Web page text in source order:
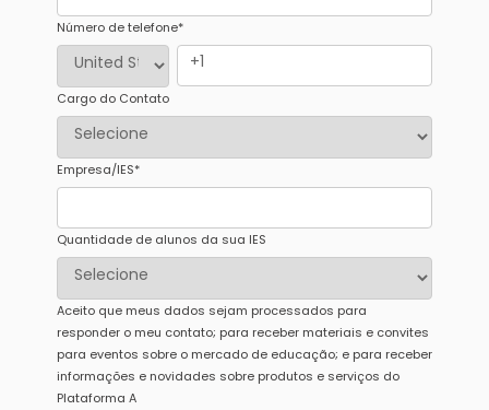
Número de telefone*
Cargo do Contato
Empresa/IES*
Quantidade de alunos da sua IES
Aceito que meus dados sejam processados para
responder o meu contato; para receber materiais e convites
para eventos sobre o mercado de educação; e para receber
informações e novidades sobre produtos e serviços do
Plataforma A